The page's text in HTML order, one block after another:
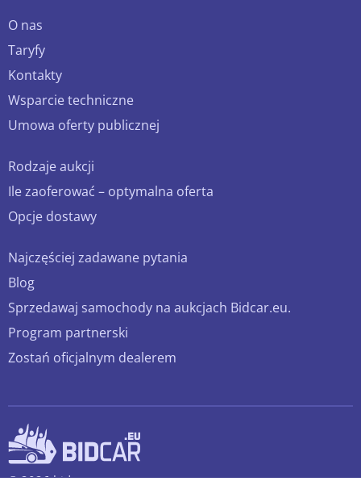
O nas
Taryfy
Kontakty
Wsparcie techniczne
Umowa oferty publicznej
Rodzaje aukcji
Ile zaoferować – optymalna oferta
Opcje dostawy
Najczęściej zadawane pytania
Blog
Sprzedawaj samochody na aukcjach Bidcar.eu.
Program partnerski
Zostań oficjalnym dealerem
© 2026 bidcar.eu